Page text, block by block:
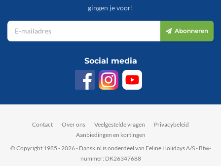
gingen je voor!
Abonneren
Social media
Contact Over ons Veelgestelde vragen
Privacybeleid
Aanbiedingen en kortingen
© Copyright 1985 - 2026 - Dansk.nl is onderdeel van Feline Holidays A/S - Btw-
nummer: DK26347688